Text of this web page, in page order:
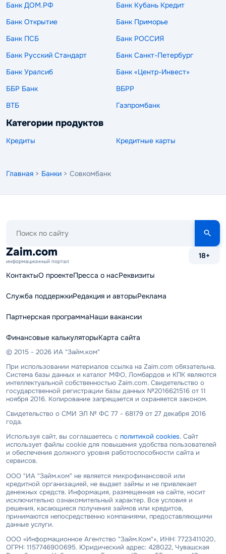
Банк ДОМ.РФ
Банк Кубань Кредит
Банк Открытие
Банк Приморье
Банк ПСБ
Банк РОССИЯ
Банк Русский Стандарт
Банк Санкт-Петербург
Банк Уралсиб
Банк «Центр-Инвест»
ББР Банк
ВБРР
ВТБ
Газпромбанк
Категории продуктов
Кредиты Кредитные карты
Главная > Банки > Совкомбанк
сайту
Zaim.com
информационный портал
18+
КонтактыО проектеПресса о насРеквизиты
Служба поддержкиРедакция и авторыРеклама
Партнерская программаНаши вакансии
Финансовые калькуляторыКарта сайта
© 2015 - 2026 ИА "Займ.ком"
При использовании материалов ссылка на Zaim.com обязательна.
Система базы данных и каталог МФО, Ломбардов и КПК являются
интеллектуальной собственностью Zaim.com. Свидетельство о
государственной регистрации базы данных №2016621516 от 11
ноября 2016. Копирование запрещается и охраняется законом.
Свидетельство о СМИ ЭЛ № ФС 77 - 68179 от 27 декабря 2016
года.
Используя сайт, вы соглашаетесь с политикой cookies. Сайт
использует файлы cookie для повышения удобства пользователей
и обеспечения должного уровня работоспособности сайта и
сервисов.
ООО "ИА "Займ.ком" не является микрофинансовой или
кредитной организацией, не выдает займы и не привлекает
денежных средств. Информация, размещенная на сайте, носит
исключительно ознакомительный характер. Все условия и
решения, касающиеся получения займов или кредитов,
принимаются непосредственно компаниями, предоставляющими
данные услуги.
ООО «Информационное Агентство "Займ.Ком"», ИНН: 7723411020,
ОГРН: 1157746900695. Юридический адрес: 428022, Чувашская